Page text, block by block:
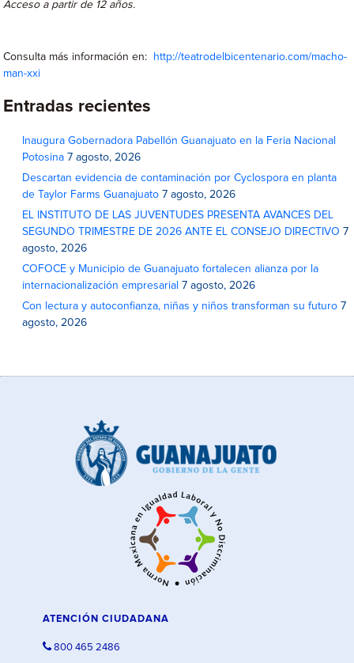
Acceso a partir de 12 años.
Consulta más información en:
http://teatrodelbicentenario.com/macho-
man-xxi
Entradas recientes
Inaugura Gobernadora Pabellón Guanajuato en la Feria Nacional
Potosina 7 agosto, 2026
Descartan evidencia de contaminación por Cyclospora en planta
de Taylor Farms Guanajuato 7 agosto, 2026
EL INSTITUTO DE LAS JUVENTUDES PRESENTA AVANCES DEL
SEGUNDO TRIMESTRE DE 2026 ANTE EL CONSEJO DIRECTIVO 7
agosto, 2026
COFOCE y Municipio de Guanajuato fortalecen alianza por la
internacionalización empresarial 7 agosto, 2026
Con lectura y autoconfianza, niñas y niños transforman su futuro 7
agosto, 2026
ATENCIÓN CIUDADANA
800 465 2486